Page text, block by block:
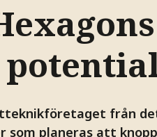
från
som planeras att